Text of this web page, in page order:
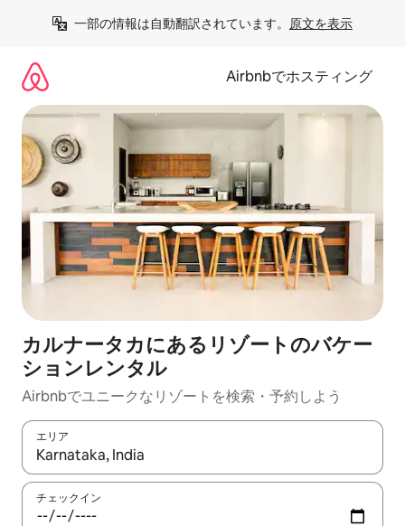
一部の情報は自動翻訳されています。 原文を表示
Airbnbでホスティング
カルナータカにあるリゾートのバケー
ションレンタル
Airbnbでユニークなリゾートを検索・予約しよう
エリア
検索結果が表示されたら、上下の矢印キーを使って移動するか
チェックイン